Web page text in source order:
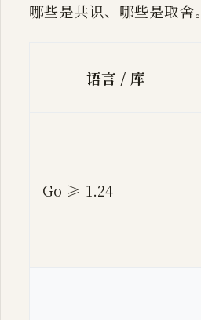
哪些是共识、哪些是取舍。
语言 / 库
Go ≥ 1.24